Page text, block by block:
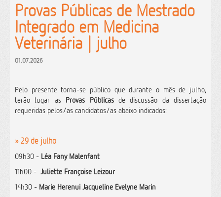
Provas Públicas de Mestrado
Integrado em Medicina
Veterinária | julho
01.07.2026
Pelo presente torna-se público que durante o mês de julho,
terão lugar as Provas Públicasde discussão da dissertação
requeridas pelos/as candidatos/as abaixo indicados:
» 29 de julho
09h30 - Léa Fany Malenfant
11h00 - Juliette Françoise Leizour
14h30 - Marie Herenui Jacqueline Evelyne Marin